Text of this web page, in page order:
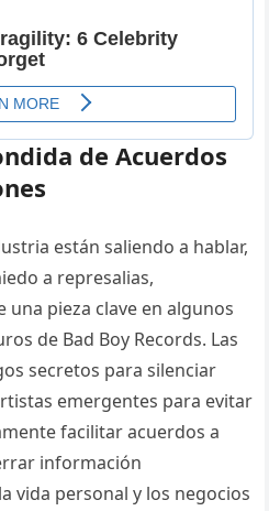
de Acuerdos
están saliendo a hablar,
a represalias,
pieza clave en algunos
de Bad Boy Records. Las
secretos para silenciar
emergentes para evitar
facilitar acuerdos a
información
vida personal y los negocios